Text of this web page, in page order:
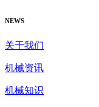
NEWS
关于我们
机械资讯
机械知识